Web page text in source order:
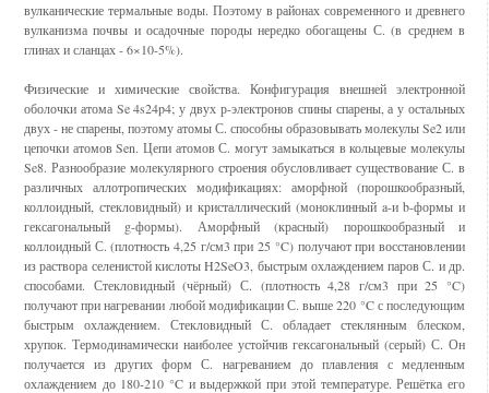
вулканические термальные воды. Поэтому в районах современного и древнего
вулканизма почвы и осадочные породы нередко обогащены С. (в среднем в
глинах и сланцах - 6×10-5%).
Физические и химические свойства. Конфигурация внешней электронной
оболочки атома Se 4s24p4; у двух р-электронов спины спарены, а у остальных
двух - не спарены, поэтому атомы С. способны образовывать молекулы Se2 или
цепочки атомов Sen. Цепи атомов С. могут замыкаться в кольцевые молекулы
Se8. Разнообразие молекулярного строения обусловливает существование С. в
различных аллотропических модификациях: аморфной (порошкообразный,
коллоидный, стекловидный) и кристаллический (моноклинный a-и b-формы и
гексагональный g-формы). Аморфный (красный) порошкообразный и
коллоидный С. (плотность 4,25 г/см3 при 25 °C) получают при восстановлении
из раствора селенистой кислоты H2SeO3, быстрым охлаждением паров С. и др.
способами. Стекловидный (чёрный) С. (плотность 4,28 г/см3 при 25 °C)
получают при нагревании любой модификации С. выше 220 °C с последующим
быстрым охлаждением. Стекловидный С. обладает стеклянным блеском,
хрупок. Термодинамически наиболее устойчив гексагональный (серый) С. Он
получается из других форм С. нагреванием до плавления с медленным
охлаждением до 180-210 °C и выдержкой при этой температуре. Решётка его